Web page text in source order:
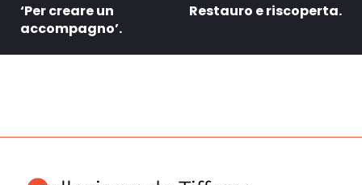
‘Per creare un
accompagno’.
Restauro e riscoperta.